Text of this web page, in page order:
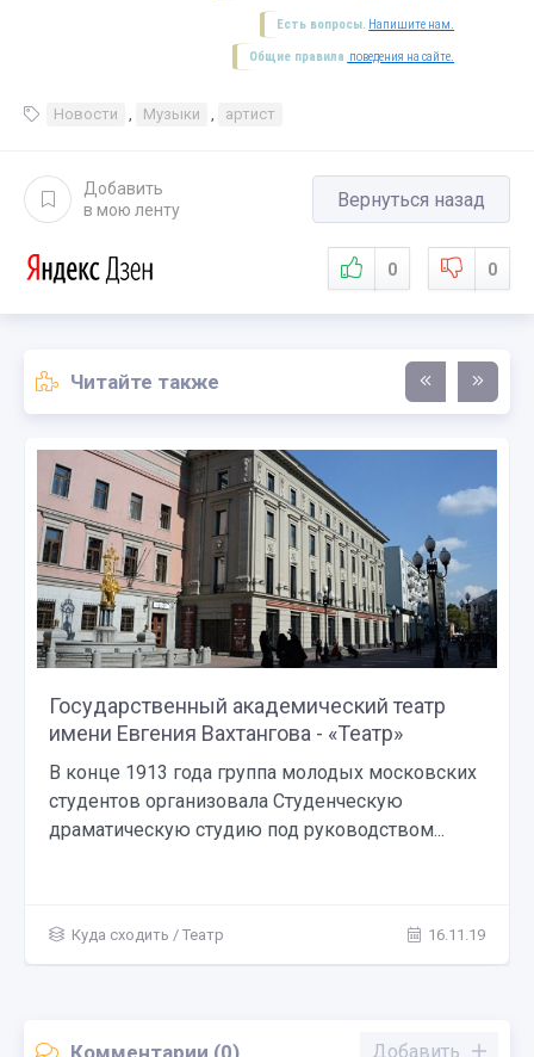
Есть вопросы. Напишите нам.
Общие правила поведения на сайте.
Новости , Музыки , артист
Добавить
в мою ленту
Вернуться назад
0 0
Читайте также
Государственный академический театр
имени Евгения Вахтангова - «Театр»
В конце 1913 года группа молодых московских
студентов организовала Студенческую
драматическую студию под руководством...
Куда сходить / Театр 16.11.19
Комментарии (0) Добавить